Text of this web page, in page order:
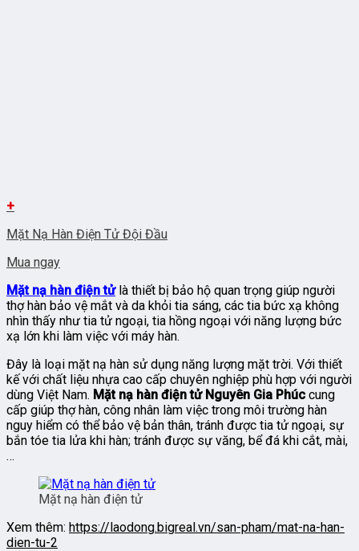
+
Mặt Nạ Hàn Điện Tử Đội Đầu
Mua ngay
Mặt nạ hàn điện tửlà thiết bị bảo hộ quan trọng giúp người
thợ hàn bảo vệ mắt và da khỏi tia sáng, các tia bức xạ không
nhìn thấy như tia tử ngoại, tia hồng ngoại với năng lượng bức
xạ lớn khi làm việc với máy hàn.
Đây là loại mặt nạ hàn sử dụng năng lượng mặt trời. Với thiết
kế với chất liệu nhựa cao cấp chuyên nghiệp phù hợp với người
dùng Việt Nam. Mặt nạ hàn điện tử Nguyên Gia Phúc cung
cấp giúp thợ hàn, công nhân làm việc trong môi trường hàn
nguy hiểm có thể bảo vệ bản thân, tránh được tia tử ngoại, sự
bắn tóe tia lửa khi hàn; tránh được sự văng, bể đá khi cắt, mài,
…
Mặt nạ hàn điện tử
Xem thêm: https://laodong.bigreal.vn/san-pham/mat-na-han-
dien-tu-2